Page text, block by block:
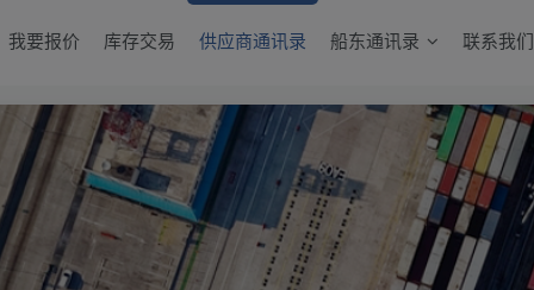
我要报价 库存交易 供应商通讯录 船东通讯录 联系我们